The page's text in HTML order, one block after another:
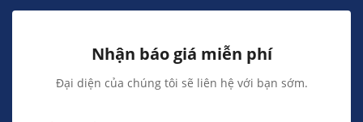
Nhận báo giá miễn phí
Đại diện của chúng tôi sẽ liên hệ với bạn sớm.